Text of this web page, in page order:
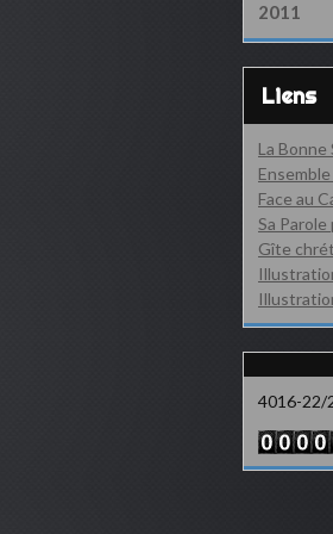
2011
Liens
La Bonne
Face au
Sa
Gîte
4016-22/